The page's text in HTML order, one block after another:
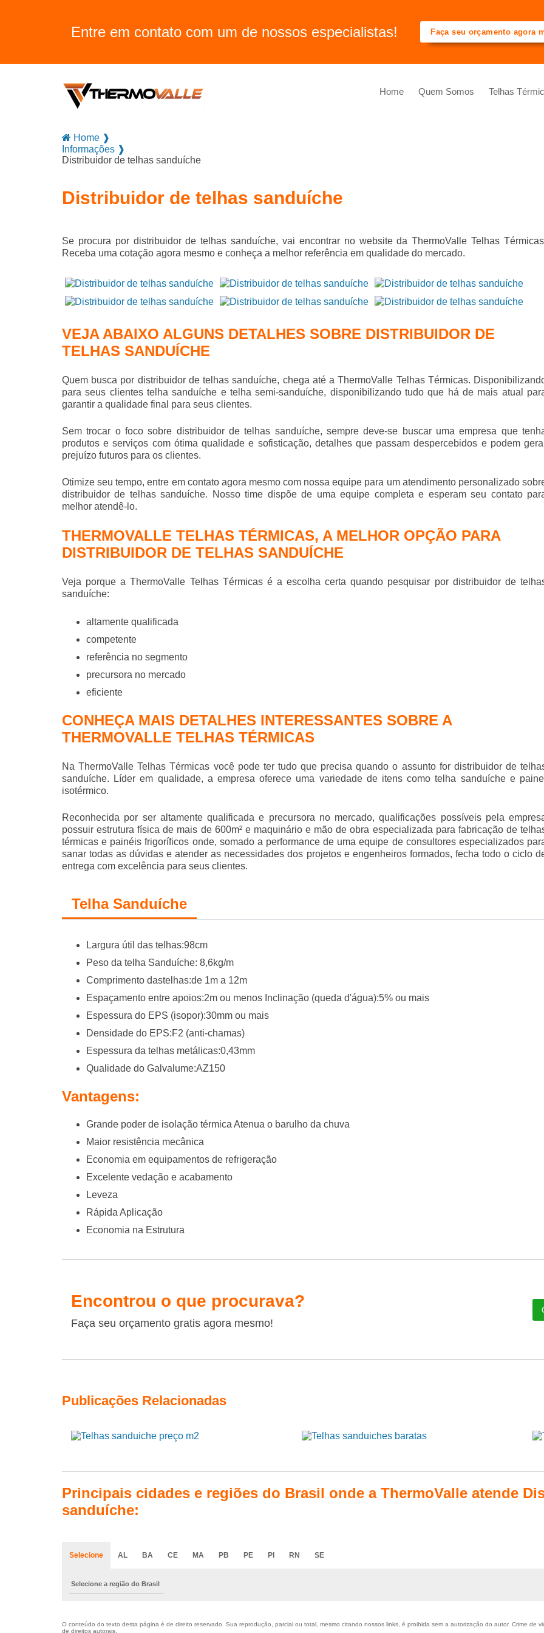
Entre em contato com um de nossos especialistas! Faça seu orçamento agora
Home Quem Somos Telhas
Home ❱
Informações ❱
Distribuidor de telhas sanduíche
Distribuidor de telhas sanduíche
Se procura por distribuidor de telhas sanduíche, vai encontrar no website da ThermoValle Telhas
Receba uma cotação agora mesmo e conheça a melhor referência em qualidade do mercado.
VEJA ABAIXO ALGUNS DETALHES SOBRE DISTRIBUIDOR DE
TELHAS SANDUÍCHE
Quem busca por distribuidor de telhas sanduíche, chega até a ThermoValle Telhas Térmicas.
para seus clientes telha sanduíche e telha semi-sanduíche, disponibilizando tudo que há de mais atual
garantir a qualidade final para seus clientes.
Sem trocar o foco sobre distribuidor de telhas sanduíche, sempre deve-se buscar uma empresa que
produtos e serviços com ótima qualidade e sofisticação, detalhes que passam despercebidos e podem
prejuízo futuros para os clientes.
Otimize seu tempo, entre em contato agora mesmo com nossa equipe para um atendimento personalizado
distribuidor de telhas sanduíche. Nosso time dispõe de uma equipe completa e esperam seu contato
melhor atendê-lo.
THERMOVALLE TELHAS TÉRMICAS, A MELHOR OPÇÃO PARA
DISTRIBUIDOR DE TELHAS SANDUÍCHE
Veja porque a ThermoValle Telhas Térmicas é a escolha certa quando pesquisar por distribuidor de
sanduíche:
altamente qualificada
competente
referência no segmento
precursora no mercado
eficiente
CONHEÇA MAIS DETALHES INTERESSANTES SOBRE A
THERMOVALLE TELHAS TÉRMICAS
Na ThermoValle Telhas Térmicas você pode ter tudo que precisa quando o assunto for distribuidor de
sanduíche. Líder em qualidade, a empresa oferece uma variedade de itens como telha sanduíche e painel
isotérmico.
Reconhecida por ser altamente qualificada e precursora no mercado, qualificações possíveis pela
possuir estrutura física de mais de 600m² e maquinário e mão de obra especializada para fabricação de
térmicas e painéis frigoríficos onde, somado a performance de uma equipe de consultores especializados
sanar todas as dúvidas e atender as necessidades dos projetos e engenheiros formados, fecha todo o ciclo
entrega com excelência para seus clientes.
Telha Sanduíche
Largura útil das telhas:98cm
Peso da telha Sanduíche: 8,6kg/m
Comprimento dastelhas:de 1m a 12m
Espaçamento entre apoios:2m ou menos Inclinação (queda d'água):5% ou mais
Espessura do EPS (isopor):30mm ou mais
Densidade do EPS:F2 (anti-chamas)
Espessura da telhas metálicas:0,43mm
Qualidade do Galvalume:AZ150
Vantagens:
Grande poder de isolação térmica Atenua o barulho da chuva
Maior resistência mecânica
Economia em equipamentos de refrigeração
Excelente vedação e acabamento
Leveza
Rápida Aplicação
Economia na Estrutura
Encontrou o que procurava?
Faça seu orçamento gratis agora mesmo!
Publicações Relacionadas
Principais cidades e regiões do Brasil onde a ThermoValle atende
sanduíche:
Selecione AL BA CE MA PB PE PI RN SE
Selecione a região do Brasil
O conteúdo do texto desta página é de direito reservado. Sua reprodução, parcial ou total, mesmo citando nossos links, é proibida sem a autorização do autor. Crime de
de direitos autorais.